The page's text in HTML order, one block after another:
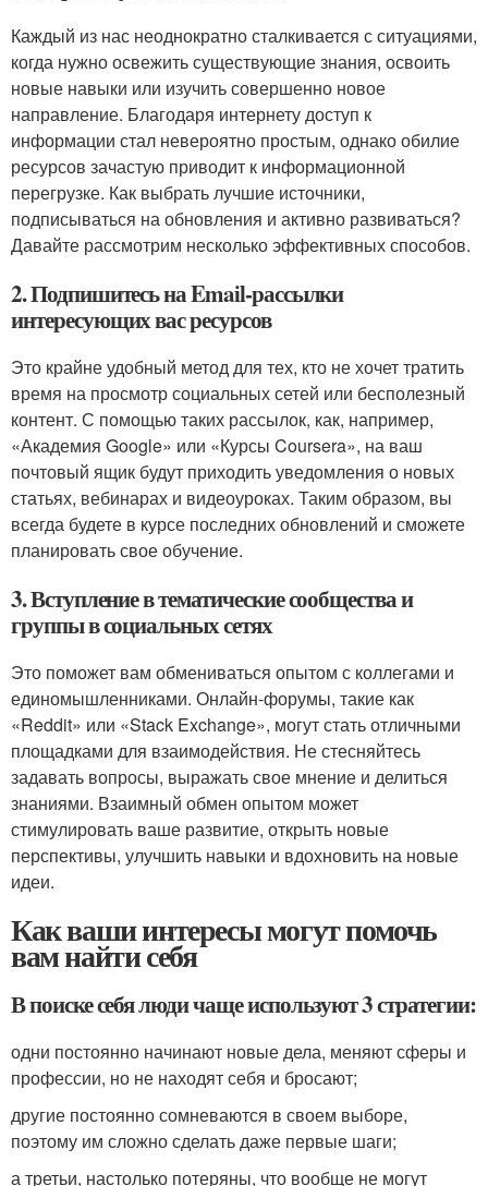
Каждый из нас неоднократно сталкивается с ситуациями,
когда нужно освежить существующие знания, освоить
новые навыки или изучить совершенно новое
направление. Благодаря интернету доступ к
информации стал невероятно простым, однако обилие
ресурсов зачастую приводит к информационной
перегрузке. Как выбрать лучшие источники,
подписываться на обновления и активно развиваться?
Давайте рассмотрим несколько эффективных способов.
2. Подпишитесь на Email-рассылки
интересующих вас ресурсов
Это крайне удобный метод для тех, кто не хочет тратить
время на просмотр социальных сетей или бесполезный
контент. С помощью таких рассылок, как, например,
«Академия Google» или «Курсы Coursera», на ваш
почтовый ящик будут приходить уведомления о новых
статьях, вебинарах и видеоуроках. Таким образом, вы
всегда будете в курсе последних обновлений и сможете
планировать свое обучение.
3. Вступление в тематические сообщества и
группы в социальных сетях
Это поможет вам обмениваться опытом с коллегами и
единомышленниками. Онлайн-форумы, такие как
«Reddit» или «Stack Exchange», могут стать отличными
площадками для взаимодействия. Не стесняйтесь
задавать вопросы, выражать свое мнение и делиться
знаниями. Взаимный обмен опытом может
стимулировать ваше развитие, открыть новые
перспективы, улучшить навыки и вдохновить на новые
идеи.
Как ваши интересы могут помочь
вам найти себя
В поиске себя люди чаще используют 3 стратегии:
одни постоянно начинают новые дела, меняют сферы и
профессии, но не находят себя и бросают;
другие постоянно сомневаются в своем выборе,
поэтому им сложно сделать даже первые шаги;
а третьи, настолько потеряны, что вообще не могут